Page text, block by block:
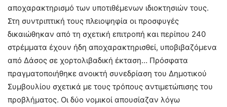
αποχαρακτηρισμό των υποτιθέμενων ιδιοκτησιών τους.
Στη συντριπτική τους πλειοψηφία οι προσφυγές
δικαιώθηκαν από τη σχετική επιτροπή και περίπου 240
στρέμματα έχουν ήδη αποχαρακτηρισθεί, υποβιβαζόμενα
από Δάσος σε χορτολιβαδική έκταση… Πρόσφατα
πραγματοποιήθηκε ανοικτή συνεδρίαση του Δημοτικού
Συμβουλίου σχετικά με τους τρόπους αντιμετώπισης του
προβλήματος. Οι δύο νομικοί απουσίαζαν λόγω